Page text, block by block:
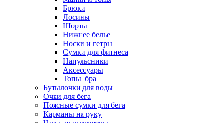
Брюки
Лосины
Шорты
Нижнее белье
Носки и гетры
Сумки для фитнеса
Напульсники
Аксессуары
Топы, бра
Бутылочки для воды
Очки для бега
Поясные сумки для бега
Карманы на руку